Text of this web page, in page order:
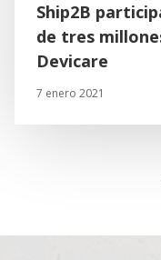
Ship2B
de tres
Devicare
7 enero 2021